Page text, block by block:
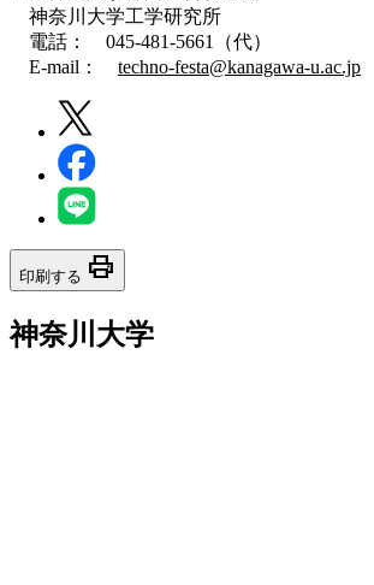
神奈川大学工学研究所
電話： 045-481-5661（代）
E-mail： techno-festa@kanagawa-u.ac.jp
印刷する print
神奈川大学